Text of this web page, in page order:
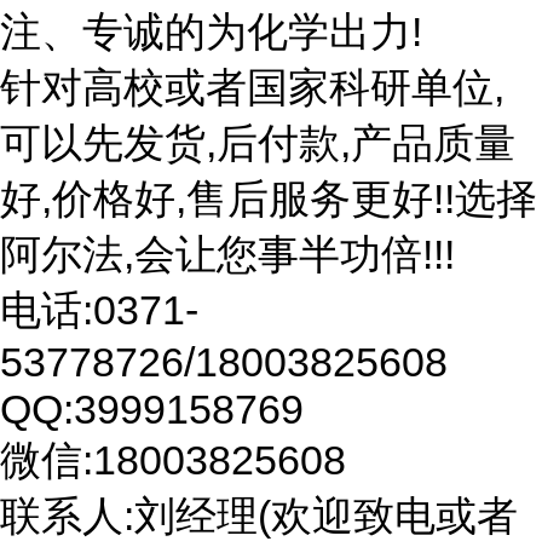
注、专诚的为化学出力!
针对高校或者国家科研单位,
可以先发货,后付款,产品质量
好,价格好,售后服务更好!!选择
阿尔法,会让您事半功倍!!!
电话:0371-
53778726/18003825608
QQ:3999158769
微信:18003825608
联系人:刘经理(欢迎致电或者